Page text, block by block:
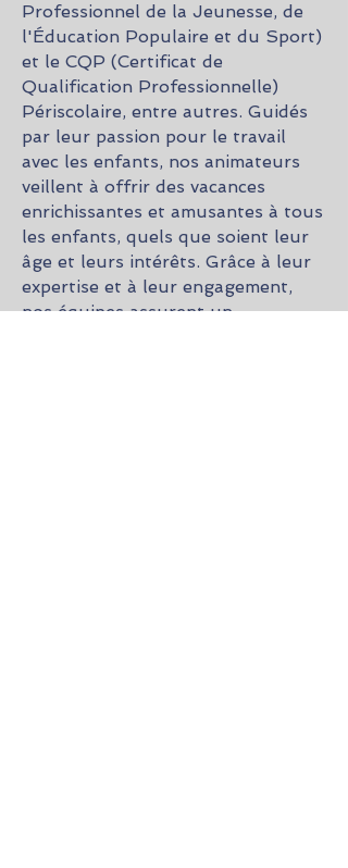
Professionnel de la Jeunesse, de
l'Éducation Populaire et du Sport)
et le CQP (Certificat de
Qualification Professionnelle)
Périscolaire, entre autres. Guidés
par leur passion pour le travail
avec les enfants, nos animateurs
veillent à offrir des vacances
enrichissantes et amusantes à tous
les enfants, quels que soient leur
âge et leurs intérêts. Grâce à leur
expertise et à leur engagement,
nos équipes assurent un